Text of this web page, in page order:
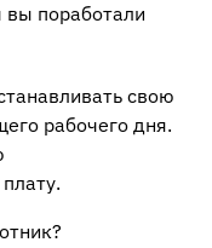
поработали
свою
рабочего дня.